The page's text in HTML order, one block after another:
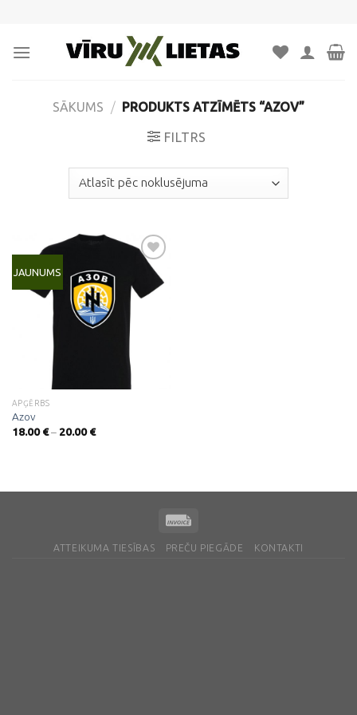
content
SĀKUMS / PRODUKTS ATZĪMĒTS “AZOV”
FILTRS
JAUNUMS
Pievienot
vēlmju
sarakstam
APĢĒRBS
Azov
18.00€ – 20.00€Price
ATTEIKUMA TIESĪBAS PREČU PIEGĀDE KONTAKTI